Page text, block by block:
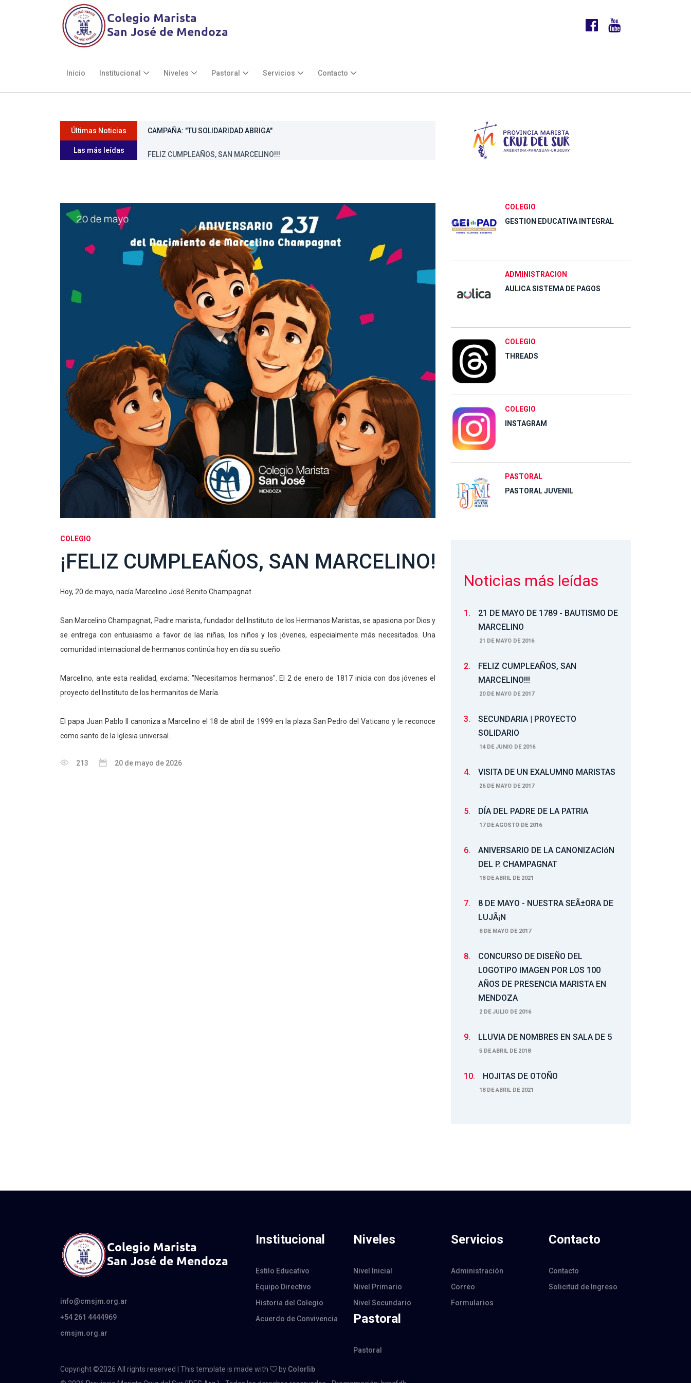
Inicio Institucional Niveles Pastoral Servicios Contacto
Últimas Noticias CAMPAÑA: "TU SOLIDARIDAD ABRIGA"
Las más leídas FELIZ CUMPLEAÑOS, SAN MARCELINO!!!
COLEGIO
¡FELIZ CUMPLEAÑOS, SAN MARCELINO!
Hoy, 20 de mayo, nacía Marcelino José Benito Champagnat.
San Marcelino Champagnat, Padre marista, fundador del Instituto de los Hermanos Maristas, se apasiona por Dios y
se entrega con entusiasmo a favor de las niñas, los niños y los jóvenes, especialmente más necesitados. Una
comunidad internacional de hermanos continúa hoy en día su sueño.
Marcelino, ante esta realidad, exclama: "Necesitamos hermanos". El 2 de enero de 1817 inicia con dos jóvenes el
proyecto del Instituto de los hermanitos de María.
El papa Juan Pablo II canoniza a Marcelino el 18 de abril de 1999 en la plaza San Pedro del Vaticano y le reconoce
como santo de la Iglesia universal.
213 20 de mayo de 2026
COLEGIO
GESTION EDUCATIVA INTEGRAL
ADMINISTRACION
AULICA SISTEMA DE PAGOS
COLEGIO
THREADS
COLEGIO
INSTAGRAM
PASTORAL
PASTORAL JUVENIL
Noticias más leídas
1.
21 DE MAYO DE 1789 - BAUTISMO DE
MARCELINO
21 DE MAYO DE 2016
2.
FELIZ CUMPLEAÑOS, SAN
MARCELINO!!!
20 DE MAYO DE 2017
3.
SECUNDARIA | PROYECTO
SOLIDARIO
14 DE JUNIO DE 2016
4. VISITA DE UN EXALUMNO MARISTAS
26 DE MAYO DE 2017
5. DÍA DEL PADRE DE LA PATRIA
17 DE AGOSTO DE 2016
6.
ANIVERSARIO DE LA CANONIZACIóN
DEL P. CHAMPAGNAT
18 DE ABRIL DE 2021
7.
8 DE MAYO - NUESTRA SEÃ±ORA DE
LUJÃ¡N
8 DE MAYO DE 2017
8.
CONCURSO DE DISEÑO DEL
LOGOTIPO IMAGEN POR LOS 100
AÑOS DE PRESENCIA MARISTA EN
MENDOZA
2 DE JULIO DE 2016
9. LLUVIA DE NOMBRES EN SALA DE 5
5 DE ABRIL DE 2018
10. HOJITAS DE OTOÑO
18 DE ABRIL DE 2021
info@cmsjm.org.ar
+54 261 4444969
cmsjm.org.ar
Institucional
Estilo Educativo
Equipo Directivo
Historia del Colegio
Acuerdo de Convivencia
Niveles
Nivel Inicial
Nivel Primario
Nivel Secundario
Pastoral
Pastoral
Servicios
Administración
Correo
Formularios
Contacto
Contacto
Solicitud de Ingreso
Copyright ©2026 All rights reserved | This template is made with by Colorlib